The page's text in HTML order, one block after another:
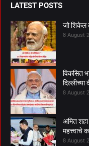
LATEST POSTS
जो शिकेल
8 August
विकसित
दिल्लीच्या
8 August
अमित शहा
महत्त्वाचे
8 August